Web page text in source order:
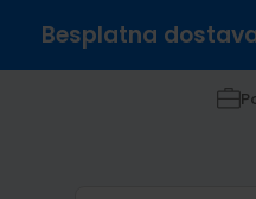
Besplatna